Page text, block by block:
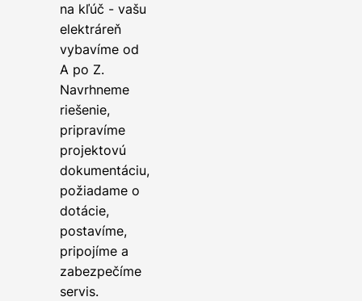
na kľúč - vašu
elektráreň
vybavíme od
A po Z.
Navrhneme
riešenie,
pripravíme
projektovú
dokumentáciu,
požiadame o
dotácie,
postavíme,
pripojíme a
zabezpečíme
servis.